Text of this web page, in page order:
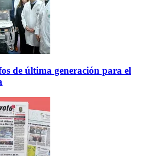
de última generación para el